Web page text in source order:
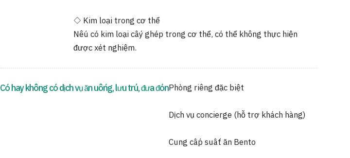
◇ Kim loại trong cơ thể
Nếu có kim loại cấy ghép trong cơ thể, có thể không thực hiện
được xét nghiệm.
Có hay không có dịch vụ ăn uống, lưu trú, đưa đónPhòng riêng đặc biệt
Dịch vụ concierge (hỗ trợ khách hàng)
Cung cấp suất ăn Bento